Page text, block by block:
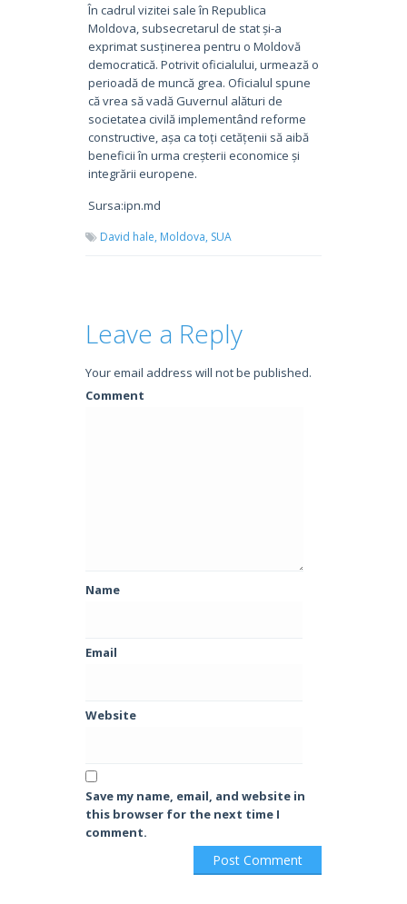
În cadrul vizitei sale în Republica
Moldova, subsecretarul de stat și-a
exprimat susținerea pentru o Moldovă
democratică. Potrivit oficialului, urmează o
perioadă de muncă grea. Oficialul spune
că vrea să vadă Guvernul alături de
societatea civilă implementând reforme
constructive, așa ca toți cetățenii să aibă
beneficii în urma creșterii economice și
integrării europene.
Sursa:ipn.md
David hale, Moldova, SUA
Leave a Reply
Your email address will not be published.
Comment
Name
Email
Website
Save my name, email, and website in
this browser for the next time I
comment.